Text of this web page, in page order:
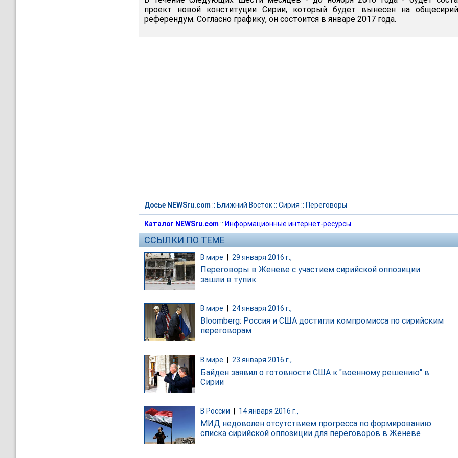
проект новой конституции Сирии, который будет вынесен на
референдум. Согласно графику, он состоится в январе 2017 года.
Досье NEWSru.com :: Ближний Восток:: Сирия :: Переговоры
Каталог NEWSru.com :: Информационные интернет-ресурсы
ССЫЛКИ ПО ТЕМЕ
В мире 29 января 2016 г.,
Переговоры в Женеве с участием сирийской оппозиции
зашли в тупик
В мире 24 января 2016 г.,
Bloomberg: Россия и США достигли компромисса по сирийским
переговорам
В мире | 23 января 2016 г.,
Байден заявил о готовности США к "военному решению" в
Сирии
В России 14 января 2016 г.,
МИД недоволен отсутствием прогресса по формированию
списка сирийской оппозиции для переговоров в Женеве